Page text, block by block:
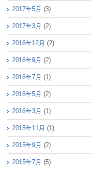
2017年5月 (3)
2017年3月 (2)
2016年12月 (2)
2016年9月 (2)
2016年7月 (1)
2016年5月 (2)
2016年3月 (1)
2015年11月 (1)
2015年9月 (2)
2015年7月 (5)